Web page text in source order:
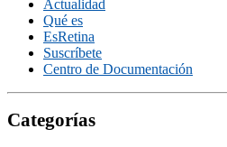
Actualidad
Qué es
EsRetina
Suscrí­bete
Centro de Documentación
Categorías